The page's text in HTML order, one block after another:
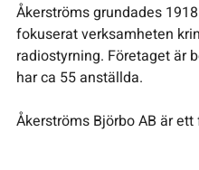
Åkerströms grundades
fokuserat verksamheten
radiostyrning. Företaget är
har ca 55 anställda.
Åkerströms Björbo AB är